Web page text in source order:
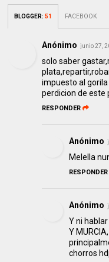
BLOGGER:51 FACEBOOK
Anónimo junio 27,
solo saber
impuesto al
perdicion de este
RESPONDER
Anónimo
Melella
RESPONDER
Anónimo
Y ni hablar
Y
chorros